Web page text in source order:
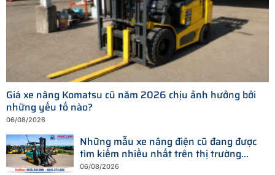
Giá xe nâng Komatsu cũ năm 2026 chịu ảnh hưởng bởi
những yếu tố nào?
06/08/2026
Những mẫu xe nâng điện cũ đang được
tìm kiếm nhiều nhất trên thị trường
hiện nay
06/08/2026